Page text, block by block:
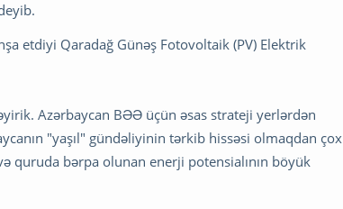
etdiyi Qaradağ Günəş Fotovoltaik (PV) Elektrik
Azərbaycan BƏƏ üçün əsas strateji yerlərdən
"yaşıl" gündəliyinin tərkib hissəsi olmaqdan çox
quruda bərpa olunan enerji potensialının böyük